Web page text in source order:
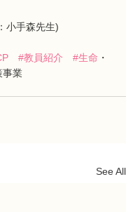
小手森先生)
#教員紹介 #生命 ・
事業
See All